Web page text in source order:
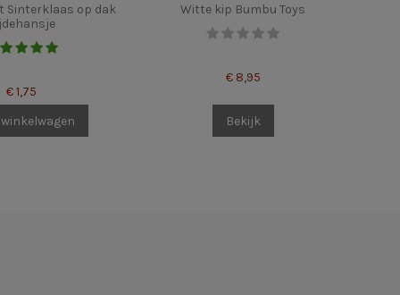
Sinterklaas op dak
€ 1,75
Witte kip Bumbu Toys
€ 8,95
Bekijk